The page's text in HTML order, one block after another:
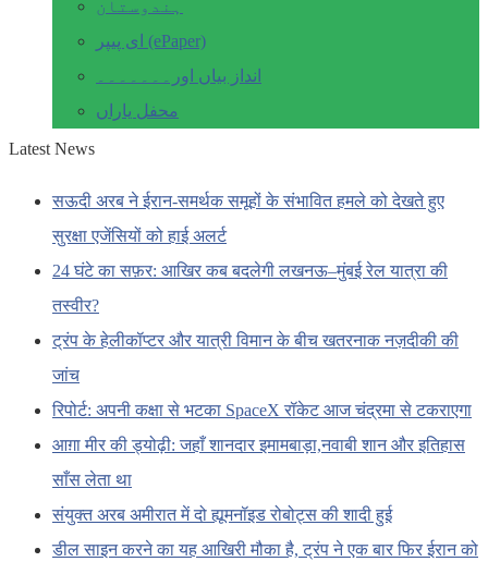
ہندوستان
ای پیپر (ePaper)
انداز بیاں اور۔۔۔۔۔۔۔
محفل یاراں
Latest News
सऊदी अरब ने ईरान-समर्थक समूहों के संभावित हमले को देखते हुए
सुरक्षा एजेंसियों को हाई अलर्ट
24 घंटे का सफ़र: आखिर कब बदलेगी लखनऊ–मुंबई रेल यात्रा की
तस्वीर?
ट्रंप के हेलीकॉप्टर और यात्री विमान के बीच खतरनाक नज़दीकी की
जांच
रिपोर्ट: अपनी कक्षा से भटका SpaceX रॉकेट आज चंद्रमा से टकराएगा
आग़ा मीर की ड्योढ़ी: जहाँ शानदार इमामबाड़ा,नवाबी शान और इतिहास
साँस लेता था
संयुक्त अरब अमीरात में दो ह्यूमनॉइड रोबोट्स की शादी हुई
डील साइन करने का यह आखिरी मौका है, ट्रंप ने एक बार फिर ईरान को